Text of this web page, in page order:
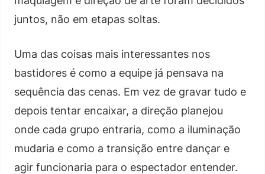
juntos, não em etapas soltas.
Uma das coisas mais interessantes nos
bastidores é como a equipe já pensava na
sequência das cenas. Em vez de gravar tudo e
depois tentar encaixar, a direção planejou
onde cada grupo entraria, como a iluminação
mudaria e como a transição entre dançar e
agir funcionaria para o espectador entender.